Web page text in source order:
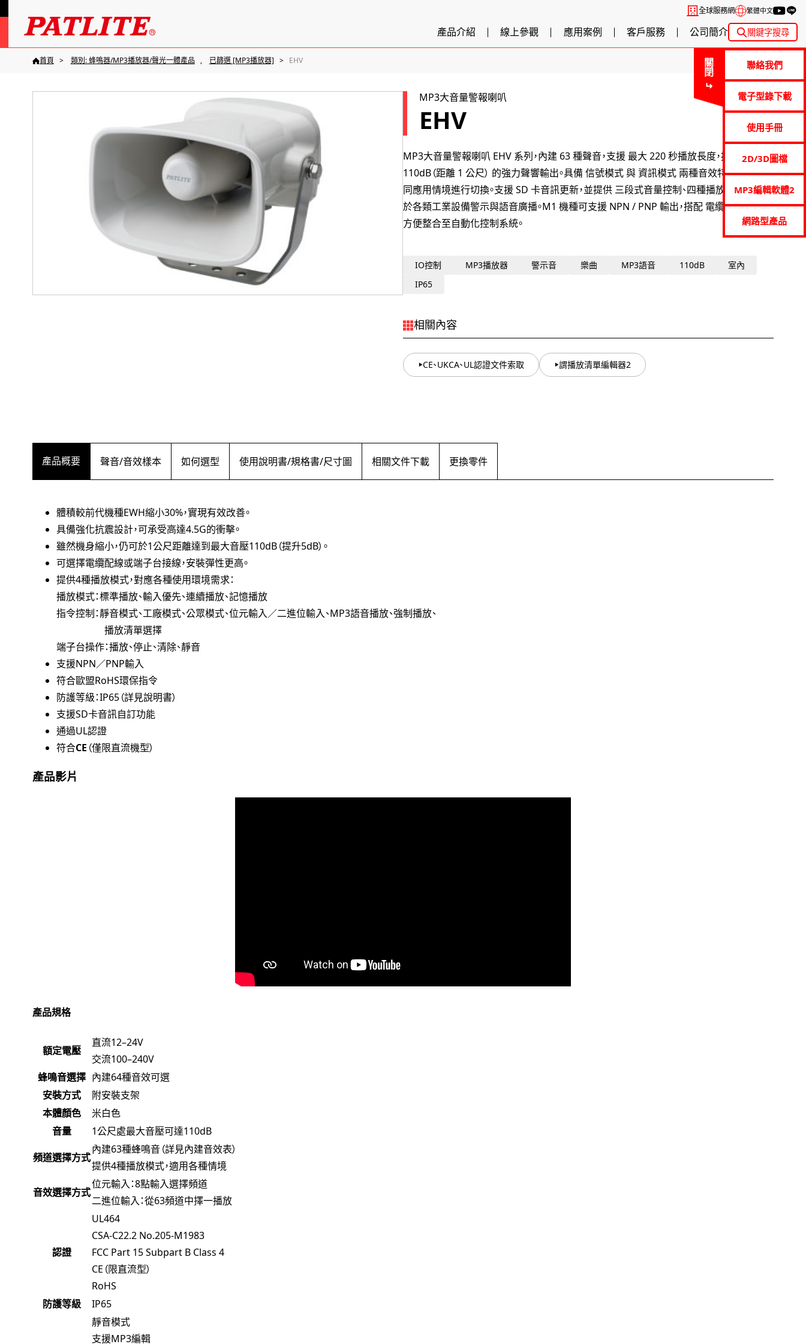
全球服務網 繁體中文
產品介紹 線上參觀 應用案例 客戶服務 公司簡介 關鍵字搜尋
關閉 聯絡我們
電子型錄下載
使用手冊
2D/3D圖檔
MP3編輯軟體2
網路型產品
首頁 類別: 蜂鳴器/MP3播放器/聲光一體產品 已篩選 [MP3播放器] EHV
MP3大音量警報喇叭
EHV
MP3大音量警報喇叭 EHV 系列，內建 63 種聲音，支援 最大 220 秒播放長度，提供高達
110dB（距離 1 公尺） 的強力聲響輸出。具備 信號模式 與 資訊模式 兩種音效特性，可依不
同應用情境進行切換。支援 SD 卡音訊更新，並提供 三段式音量控制、四種播放模式，適用
於各類工業設備警示與語音廣播。M1 機種可支援 NPN / PNP 輸出，搭配 電纜或端子台，
方便整合至自動化控制系統。
IO控制 MP3播放器 警示音 樂曲 MP3語音 110dB
室內
IP65
相關內容
CE、UKCA、UL認證文件索取 謂播放清單編輯器2
產品概要 聲音/音效樣本 如何選型 使用說明書/規格書/尺寸圖 相關文件下載 更換零件
體積較前代機種EWH縮小30%，實現有效改善。
具備強化抗震設計，可承受高達4.5G的衝擊。
雖然機身縮小，仍可於1公尺距離達到最大音壓110dB（提升5dB）。
可選擇電纜配線或端子台接線，安裝彈性更高。
提供4種播放模式，對應各種使用環境需求：
播放模式：標準播放、輸入優先、連續播放、記憶播放
指令控制：靜音模式、工廠模式、公眾模式、位元輸入／二進位輸入、MP3語音播放、強制播放、
播放清單選擇
端子台操作：播放、停止、清除、靜音
支援NPN／PNP輸入
符合歐盟RoHS環保指令
防護等級：IP65（詳見說明書）
支援SD卡音訊自訂功能
通過UL認證
符合CE （僅限直流機型）
產品影片
產品規格
額定電壓
直流12–24V
交流100–240V
蜂鳴音選擇 內建64種音效可選
安裝方式
附安裝支架
本體顏色
米白色
音量
1公尺處最大音壓可達110dB
頻道選擇方式
內建63種蜂鳴音（詳見內建音效表）
提供4種播放模式，適用各種情境
音效選擇方式
位元輸入：8點輸入選擇頻道
二進位輸入：從63頻道中擇一播放
認證
UL464
CSA-C22.2 No.205-M1983
FCC Part 15 Subpart B Class 4
CE（限直流型）
RoHS
防護等級
IP65
靜音模式
支援MP3編輯